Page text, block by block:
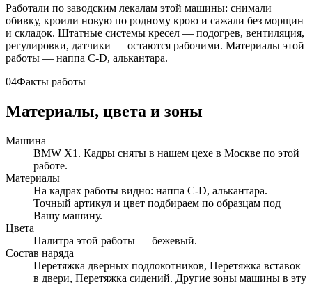
Работали по заводским лекалам этой машины: снимали
обивку, кроили новую по родному крою и сажали без морщин
и складок. Штатные системы кресел — подогрев, вентиляция,
регулировки, датчики — остаются рабочими. Материалы этой
работы — наппа C-D, алькантара.
04Факты работы
Материалы, цвета и зоны
Машина
BMW X1. Кадры сняты в нашем цехе в Москве по этой
работе.
Материалы
На кадрах работы видно: наппа C-D, алькантара.
Точный артикул и цвет подбираем по образцам под
Вашу машину.
Цвета
Палитра этой работы — бежевый.
Состав наряда
Перетяжка дверных подлокотников, Перетяжка вставок
в двери, Перетяжка сидений. Другие зоны машины в эту